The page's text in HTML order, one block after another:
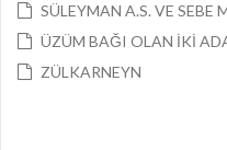
SÜLEYMAN A.S. VE SEBE
ÜZÜM BAĞI OLAN İKİ
ZÜLKARNEYN